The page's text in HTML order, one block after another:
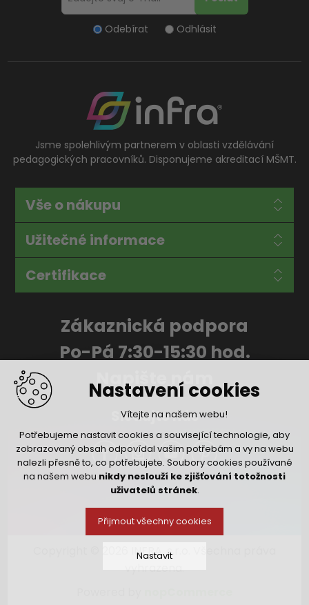
Nastavení cookies
Vítejte na našem webu!
Potřebujeme nastavit cookies a související technologie, aby
zobrazovaný obsah odpovídal vašim potřebám a vy na webu
nalezli přesně to, co potřebujete. Soubory cookies používané
na našem webu nikdy neslouží ke zjišťování totožnosti
uživatelů stránek.
Přijmout všechny cookies
Nastavit
Odebírat Odhlásit
Jsme spolehlivým partnerem v oblasti vzdělávání
pedagogických pracovníků. Disponujeme akreditací MŠMT.
Vše o nákupu
Užitečné informace
Certifikace
Zákaznická podpora
Po-Pá 7:30-15:30 hod.
Napište nám
Sledujte nás
Copyright © 2026 INFRA, s.r.o. Všechna práva
vyhrazena.